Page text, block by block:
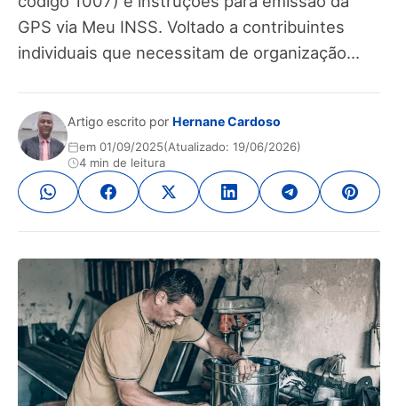
GPS via Meu INSS. Voltado a contribuintes
individuais que necessitam de organização...
Artigo escrito por Hernane Cardoso
em 01/09/2025(Atualizado: 19/06/2026)
4 min de leitura